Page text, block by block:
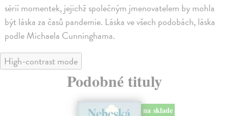
sérií momentek, jejichž společným jmenovatelem by mohla
být láska za časů pandemie. Láska ve všech podobách, láska
podle Michaela Cunninghama.
High-contrast mode
Podobné tituly
na sklade